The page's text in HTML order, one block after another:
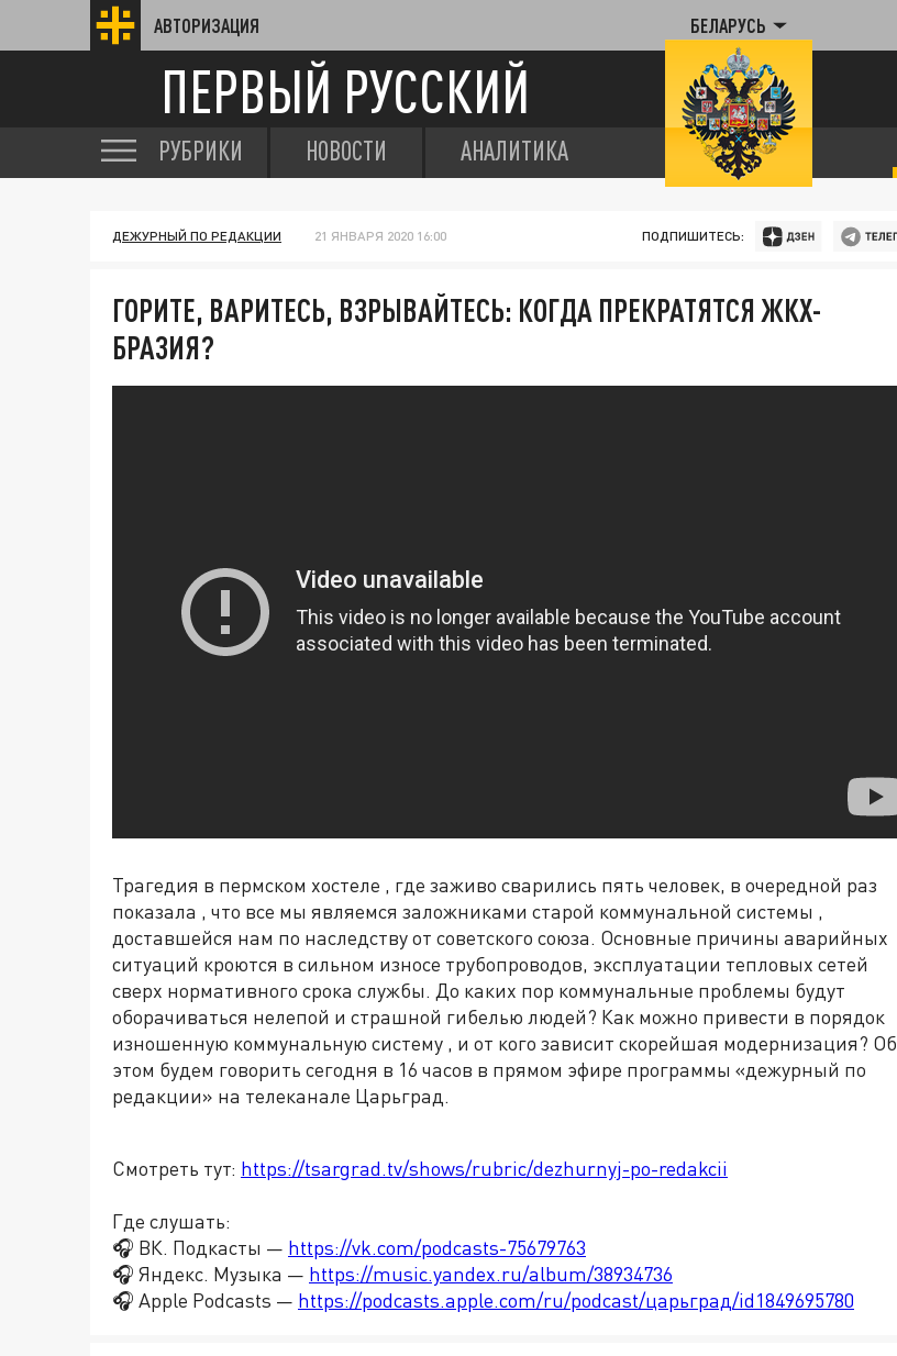
АВТОРИЗАЦИЯ БЕЛАРУСЬ
ПЕРВЫЙ РУССКИЙ
РУБРИКИ НОВОСТИ АНАЛИТИКА
ДЕЖУРНЫЙ ПО РЕДАКЦИИ 21 ЯНВАРЯ 2020 16:00 ПОДПИШИТЕСЬ:
ГОРИТЕ, ВАРИТЕСЬ, ВЗРЫВАЙТЕСЬ: КОГДА ПРЕКРАТЯТСЯ ЖКХ-
БРАЗИЯ?
Трагедия в пермском хостеле , где заживо сварились пять человек, в очередной раз
показала , что все мы являемся заложниками старой коммунальной системы ,
доставшейся нам по наследству от советского союза. Основные причины аварийных
ситуаций кроются в сильном износе трубопроводов, эксплуатации тепловых сетей
сверх нормативного срока службы. До каких пор коммунальные проблемы будут
оборачиваться нелепой и страшной гибелью людей? Как можно привести в порядок
изношенную коммунальную систему , и от кого зависит скорейшая модернизация? Об
этом будем говорить сегодня в 16 часов в прямом эфире программы «дежурный по
редакции» на телеканале Царьград.
Смотреть тут: https://tsargrad.tv/shows/rubric/dezhurnyj-po-redakcii
Где слушать:
🎧 ВК. Подкасты — https://vk.com/podcasts-75679763
🎧 Яндекс. Музыка — https://music.yandex.ru/album/38934736
🎧 Apple Podcasts — https://podcasts.apple.com/ru/podcast/царьград/id1849695780